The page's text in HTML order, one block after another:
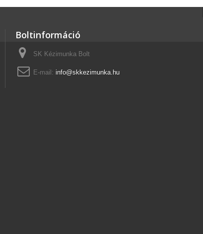
Boltinformáció
SK Kézimunka Bolt
E-mail: info@skkezimunka.hu